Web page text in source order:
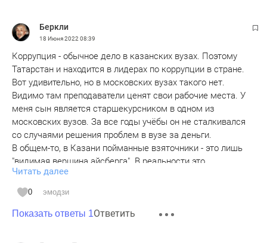
Беркли
18 Июня 2022 08:39
Коррупция - обычное дело в казанских вузах. Поэтому
Татарстан и находится в лидерах по коррупции в стране.
Вот удивительно, но в московских вузах такого нет.
Видимо там преподаватели ценят свои рабочие места. У
меня сын является старшекурсником в одном из
московских вузов. За все годы учёбы он не сталкивался
со случаями решения проблем в вузе за деньги.
В общем-то, в Казани пойманные взяточники - это лишь
"видимая вершина айсберга". В реальности это
распространено у нас чрезвычайно широко. Это относится
не только к вузовским преподавателям, но и к медицине,
чиновничеству, военкоматам, школам и т.д.
Надо сказать, что чаще всего такое состояние устраивает
происходит, когда берущего обуревает жадность - и он
Читать далее
0 эмодзи
Показать ответы 1Ответить